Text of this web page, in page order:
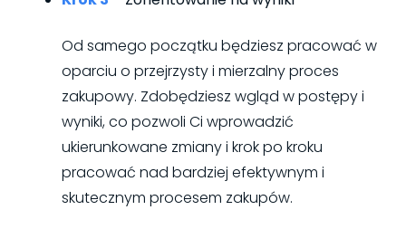
Od samego początku będziesz pracować w
oparciu o przejrzysty i mierzalny proces
zakupowy. Zdobędziesz wgląd w postępy i
wyniki, co pozwoli Ci wprowadzić
ukierunkowane zmiany i krok po kroku
pracować nad bardziej efektywnym i
skutecznym procesem zakupów.